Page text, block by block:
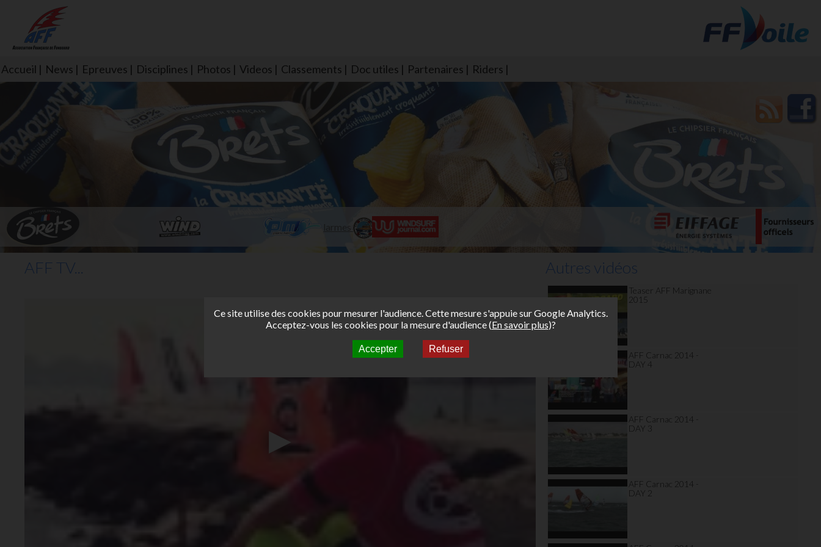
Accueil News Epreuves Disciplines Photos Videos Classements Doc utiles Partenaires Riders
L'aff soutient les SNS253 et SNS604 qui veillent sur nous pour que l'eau salée n'ait jamais le goût des
larmes
AFF TV... Autres vidéos
Teaser AFF Marignane
2015
AFF Carnac 2014 -
DAY 4
AFF Carnac 2014 -
DAY 3
AFF Carnac 2014 -
DAY 2
Ce site utilise des cookies pour mesurer l'audience. Cette mesure s'appuie sur Google Analytics.
Acceptez-vous les cookies pour la mesure d'audience (En savoir plus)?
Accepter Refuser